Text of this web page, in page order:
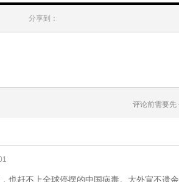
分享到：
评论前需要先
也赶不上全球停摆的中国病毒。大外宣不遗